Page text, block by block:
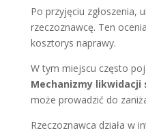
Po przyjęciu zgłoszenia,
rzeczoznawcę. Ten
kosztorys naprawy.
W tym miejscu często
Mechanizmy likwidacji
może prowadzić do
Rzeczoznawca działa w